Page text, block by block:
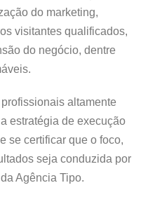
do marketing,
visitantes qualificados,
do negócio, dentre
altamente
estratégia de execução
se certificar que o foco,
seja conduzida por
Agência Tipo.